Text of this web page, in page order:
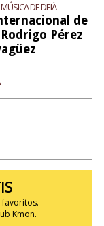
DE DEIÀ
de
Pérez
favoritos.
Kmon.